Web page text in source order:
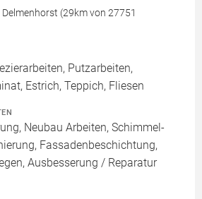
(29km von 27751
Putzarbeiten,
Estrich, Teppich, Fliesen
Neubau Arbeiten, Schimmel-
Fassadenbeschichtung,
Ausbesserung / Reparatur